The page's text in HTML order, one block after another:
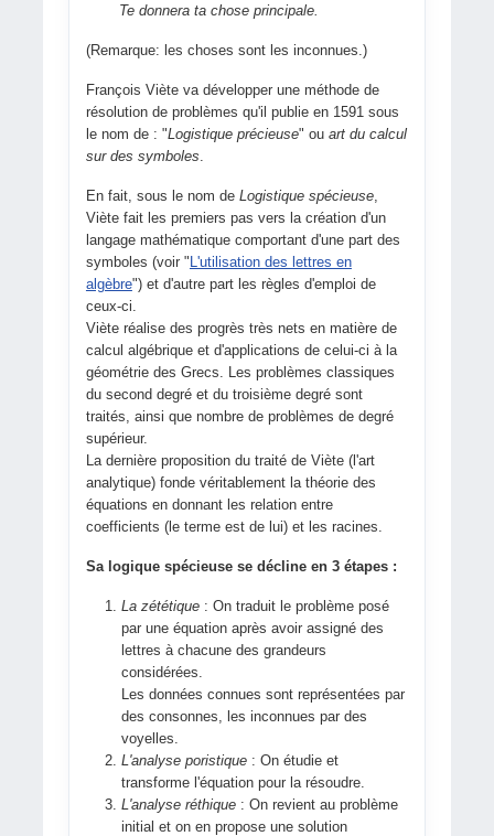
Te donnera ta chose principale.
(Remarque: les choses sont les inconnues.)
François Viète va développer une méthode de
résolution de problèmes qu'il publie en 1591 sous
le nom de : "Logistique précieuse" ou art du calcul
sur des symboles
En fait, sous le nom de Logistique spécieuse,
Viète fait les premiers pas vers la création d'un
langage mathématique comportant d'une part des
symboles (voir " L'utilisation des lettres en
algèbre") et d'autre part les règles d'emploi de
ceux-ci.
Viète réalise des progrès très nets en matière de
calcul algébrique et d'applications de celui-ci à la
géométrie des Grecs. Les problèmes classiques
du second degré et du troisième degré sont
traités, ainsi que nombre de problèmes de degré
supérieur.
La dernière proposition du traité de Viète (l'art
analytique) fonde véritablement la théorie des
équations en donnant les relation entre
coefficients (le terme est de lui) et les racines.
Sa logique spécieuse se décline en 3 étapes :
La zététique: On traduit le problème posé
par une équation après avoir assigné des
lettres à chacune des grandeurs
considérées.
Les données connues sont représentées par
des consonnes, les inconnues par des
voyelles.
L'analyse poristique: On étudie et
transforme l'équation pour la résoudre.
L'analyse réthique: On revient au problème
initial et on en propose une solution